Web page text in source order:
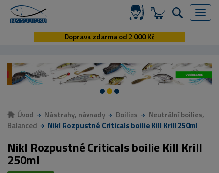
Menu
Doprava zdarma od 2 000 Kč
Úvod Nástrahy, návnady Boilies
Neutrální boilies,
Balanced
Nikl Rozpustné Criticals boilie Kill Krill 250ml
Nikl Rozpustné Criticals boilie Kill Krill
250ml